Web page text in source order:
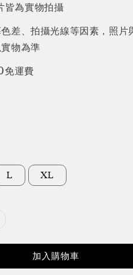
皆為實物拍攝
差、拍攝光線等因素，照片
物為準
免運費
L XL
加入購物車